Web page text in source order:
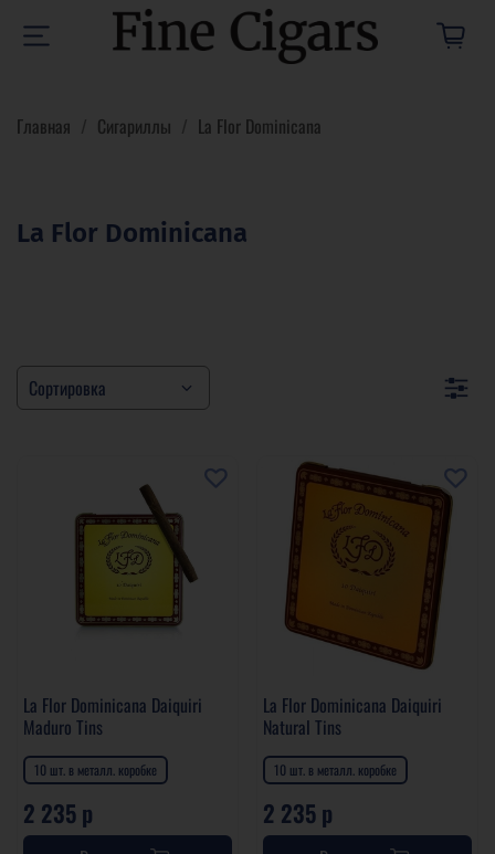
Главная Сигариллы La Flor Dominicana
La Flor Dominicana
La Flor Dominicana Daiquiri
Maduro Tins
10 шт. в металл. коробке
2 235 р
La Flor Dominicana Daiquiri
Natural Tins
10 шт. в металл. коробке
2 235 р